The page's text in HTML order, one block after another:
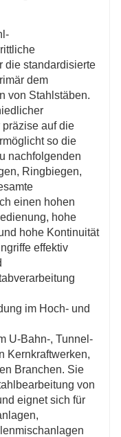
die standardisierte
dem
von Stahlstäben.
auf die
so die
nachfolgenden
Ringbiegen,
einen hohen
hohe
hohe Kontinuität
effektiv
im Hoch- und
U-Bahn-, Tunnel-
Kernkraftwerken,
Branchen. Sie
von
eignet sich für